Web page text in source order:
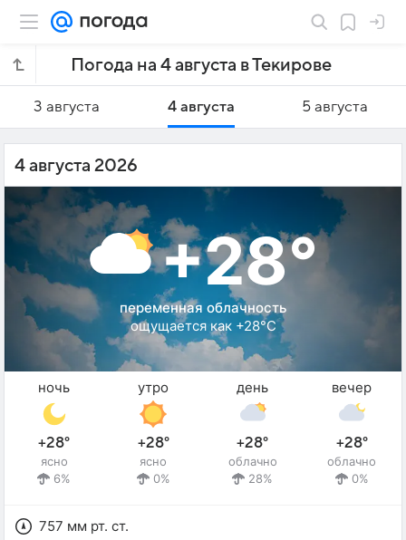
Погода на 4 августа в Текирове
3 августа 4 августа 5 августа
4 августа 2026
+28°
переменная облачность
ощущается как +28°C
ночь
+28°
ясно
6%
утро
+28°
ясно
0%
день
+28°
облачно
28%
вечер
+28°
облачно
0%
757 мм рт. ст.